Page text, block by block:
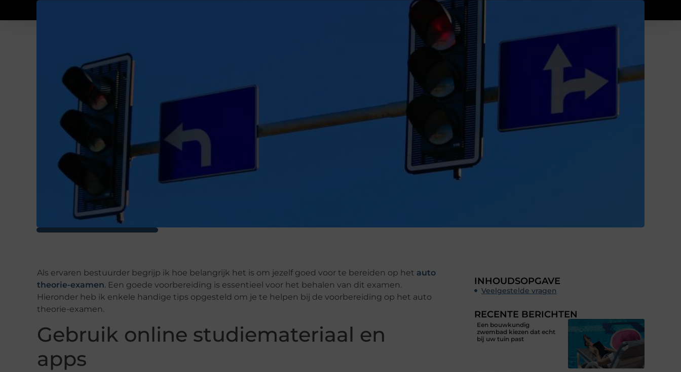
Als ervaren bestuurder begrijp ik hoe belangrijk het is om jezelf goed voor te bereiden op het auto
theorie-examen. Een goede voorbereiding is essentieel voor het behalen van dit examen.
Hieronder heb ik enkele handige tips opgesteld om je te helpen bij de voorbereiding op het auto
theorie-examen.
Gebruik online studiemateriaal en
apps
INHOUDSOPGAVE
Veelgestelde vragen
RECENTE BERICHTEN
Een bouwkundig
zwembad kiezen dat echt
bij uw tuin past